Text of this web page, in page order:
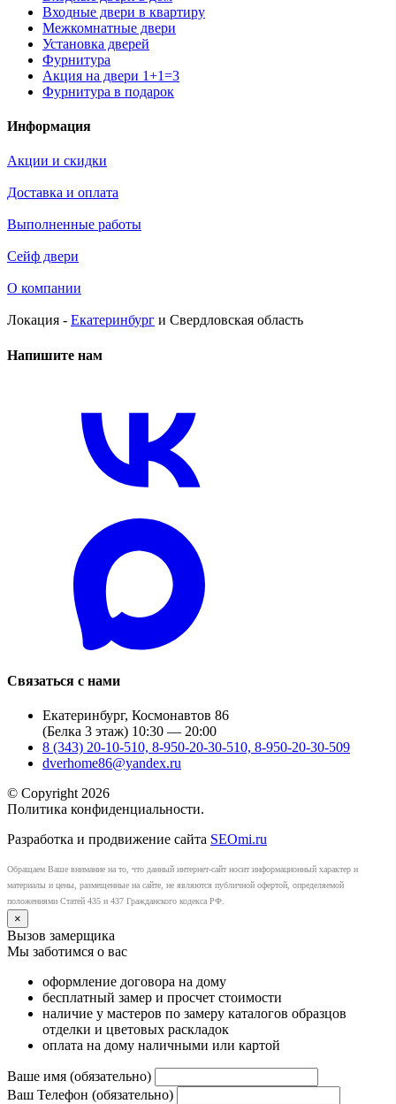
Входные двери в квартиру
Межкомнатные двери
Установка дверей
Фурнитура
Акция на двери 1+1=3
Фурнитура в подарок
Информация
Акции и скидки
Доставка и оплата
Выполненные работы
Сейф двери
О компании
Локация - Екатеринбург и Свердловская область
Напишите нам
Связаться с нами
Екатеринбург, Космонавтов 86
(Белка 3 этаж) 10:30 — 20:00
8 (343) 20-10-510, 8-950-20-30-510, 8-950-20-30-509
dverhome86@yandex.ru
© Copyright 2026
Политика конфиденциальности.
Разработка и продвижение сайта SEOmi.ru
Обращаем Ваше внимание на то, что данный интернет-сайт носит информационный характер и
материалы и цены, размещенные на сайте, не являются публичной офертой, определяемой
положениями Статей 435 и 437 Гражданского кодекса РФ.
×
Вызов замерщика
Мы заботимся о вас
оформление договора на дому
бесплатный замер и просчет стоимости
наличие у мастеров по замеру каталогов образцов
отделки и цветовых раскладок
оплата на дому наличными или картой
Ваше имя (обязательно)
Ваш Телефон (обязательно)